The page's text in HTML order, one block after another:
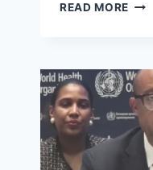
READ MORE